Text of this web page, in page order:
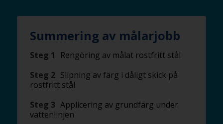
Summering av målarjobb
Steg 1
Rengöring av målat rostfritt stål
Steg 2 Slipning av färg i dåligt skick på
rostfritt stål
Steg 3 Applicering av grundfärg under
vattenlinjen